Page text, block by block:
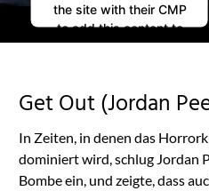
the site with their CMP
to add this content to
the list of technologies
Usercentrics Consent
Platform
Get Out (Jordan
In Zeiten, in denen das
dominiert wird, schlug Jordan
Bombe ein, und zeigte, dass